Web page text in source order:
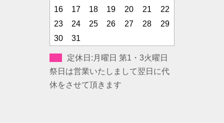
16
17 18 19 20 21
22
23
24 25 26 27 28
29
30
31
定休日:月曜日 第1・3火曜日
祭日は営業いたしまして翌日に代
休をさせて頂きます